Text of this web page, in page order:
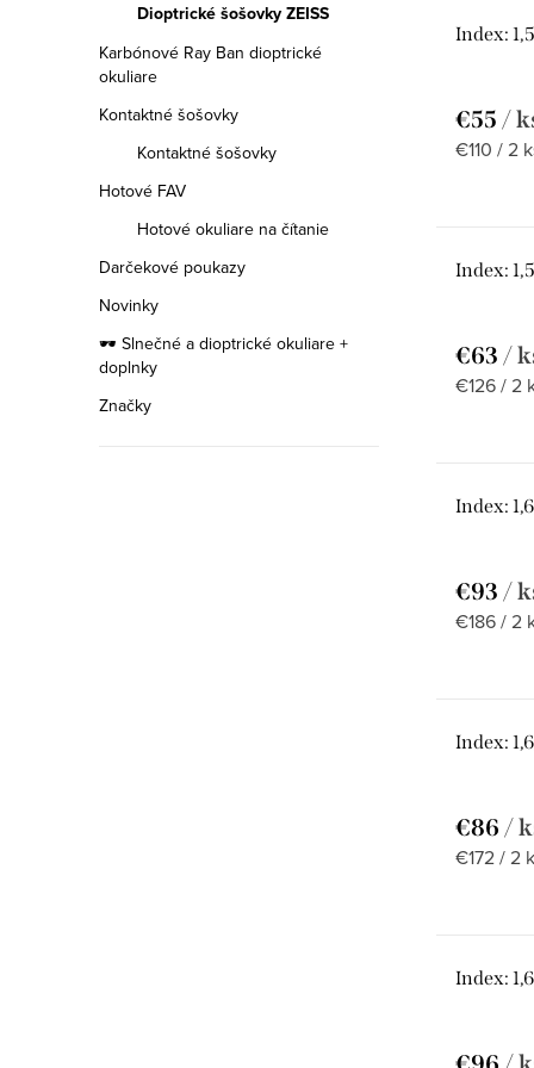
Dioptrické šošovky ZEISS
Karbónové Ray Ban dioptrické
okuliare
Kontaktné šošovky
Kontaktné šošovky
Hotové FAV
Hotové okuliare na čítanie
Darčekové poukazy
Novinky
🕶️ Slnečné a dioptrické okuliare +
doplnky
Značky
Index:
€55 /
€110 / 2
Index:
€63 /
€126 / 2
Index:
€93 /
€186 / 2
Index:
€86 /
€172 / 2
Index: